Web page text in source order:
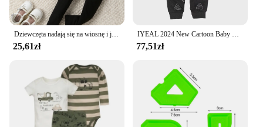
Dziewczęta nadają się na wiosnę i jesień, eleganckie i damskie piersi w kropki z przodu w kształcie parasola, długi top koszulowy + rajstopy + trzyczęściowy zestaw z paskiem
25,61zł
IYEAL 2024 New Cartoon Baby Fashion Children Newborn Sets for Baby Boy Girl Clothes Cotton Tops Jacket + Bodysuits + Pants 3PCS
77,51zł